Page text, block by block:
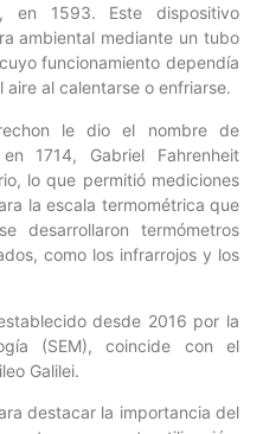
en 1593. Este dispositivo
ambiental mediante un tubo
funcionamiento dependía
al calentarse o enfriarse.
le dio el nombre de
1714, Gabriel Fahrenheit
lo que permitió mediciones
la escala termométrica que
desarrollaron termómetros
como los infrarrojos y los
desde 2016 por la
(SEM), coincide con el
Galilei.
destacar la importancia del